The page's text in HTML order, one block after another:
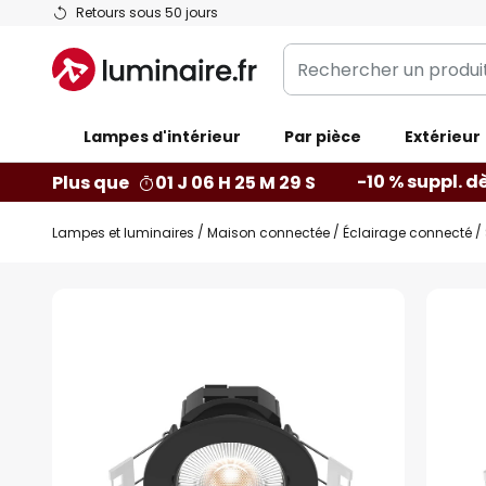
Retours sous 50 jours
Allez
contenu
Rechercher
un
catégorie...
Lampes d'intérieur Par pièce Extérieur
Plus que 01 J 06 H 25 M 28 S -10 % suppl.
Lampes et luminaires Maison connectée Éclairage connecté
images